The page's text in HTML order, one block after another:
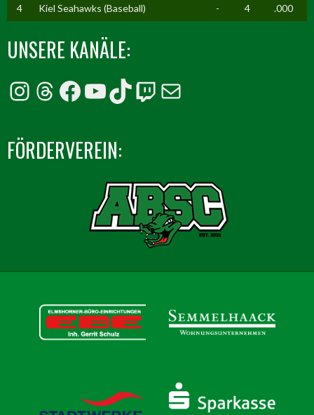
4 Kiel Seahawks (Baseball) - 4 .000
UNSERE KANÄLE:
Instagram
Threads
Facebook
YouTube
TikTok
Twitch
E-Mail
FÖRDERVEREIN: